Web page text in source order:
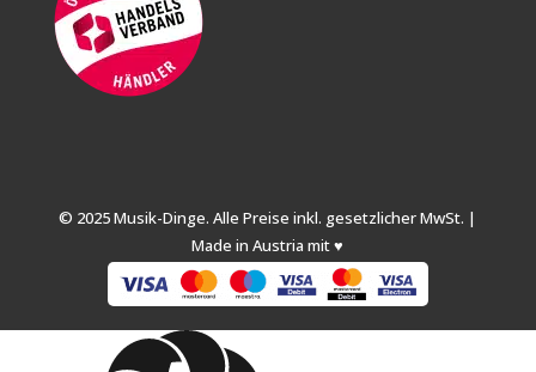
© 2025 Musik-Dinge. Alle Preise inkl. gesetzlicher MwSt. |
Made in Austria mit ♥